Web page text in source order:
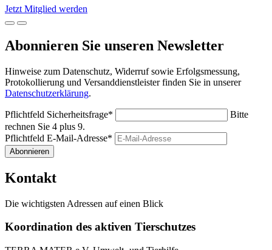
Jetzt Mitglied werden
Abonnieren Sie unseren Newsletter
Hinweise zum Datenschutz, Widerruf sowie Erfolgsmessung,
Protokollierung und Versanddienstleister finden Sie in unserer
Datenschutzerklärung.
Pflichtfeld Sicherheitsfrage*
Bitte
rechnen Sie 4 plus 9.
Pflichtfeld E-Mail-Adresse*
Abonnieren
Kontakt
Die wichtigsten Adressen auf einen Blick
Koordination des aktiven Tierschutzes